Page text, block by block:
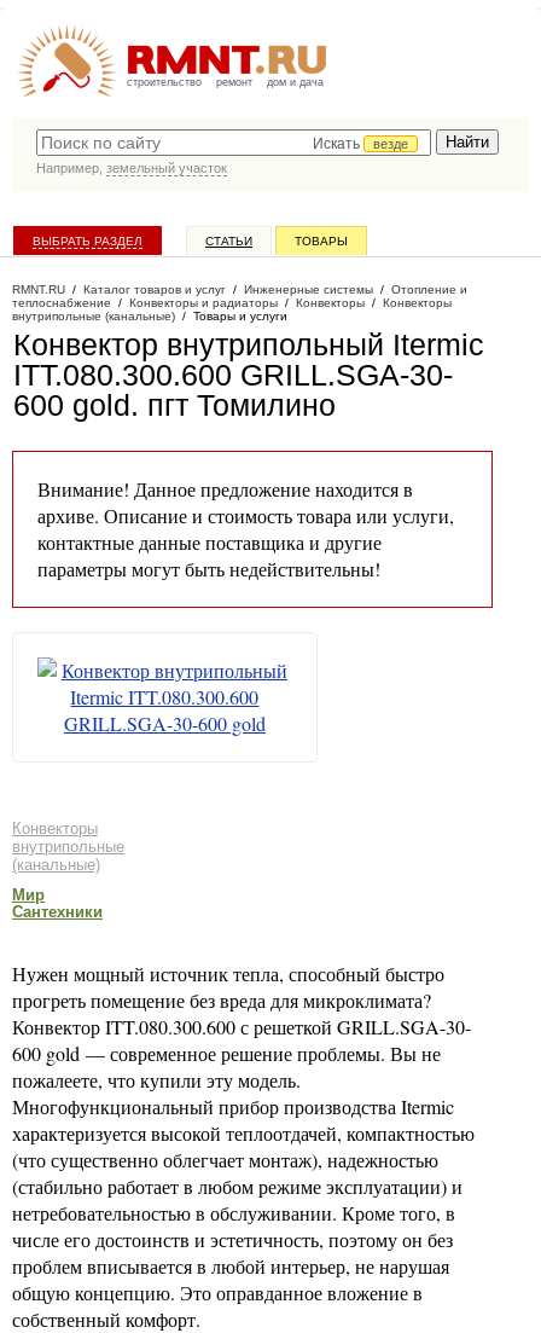
строительство ремонт дом и дача
Искать
везде
Например, земельный участок
ВЫБРАТЬ РАЗДЕЛ СТАТЬИ ТОВАРЫ
RMNT.RU / Каталог товаров и услуг / Инженерные системы / Отопление и
теплоснабжение / Конвекторы и радиаторы / Конвекторы / Конвекторы
внутрипольные (канальные) / Товары и услуги
Конвектор внутрипольный Itermic
ITT.080.300.600 GRILL.SGA-30-
600 gold. пгт Томилино
Внимание! Данное предложение находится в
архиве. Описание и стоимость товара или услуги,
контактные данные поставщика и другие
параметры могут быть недействительны!
Конвекторы
внутрипольные
(канальные)
Мир
Сантехники
Нужен мощный источник тепла, способный быстро
прогреть помещение без вреда для микроклимата?
Конвектор ITT.080.300.600 с решеткой GRILL.SGA-30-
600 gold — современное решение проблемы. Вы не
пожалеете, что купили эту модель.
Многофункциональный прибор производства Itermic
характеризуется высокой теплоотдачей, компактностью
(что существенно облегчает монтаж), надежностью
(стабильно работает в любом режиме эксплуатации) и
нетребовательностью в обслуживании. Кроме того, в
числе его достоинств и эстетичность, поэтому он без
проблем вписывается в любой интерьер, не нарушая
общую концепцию. Это оправданное вложение в
собственный комфорт.